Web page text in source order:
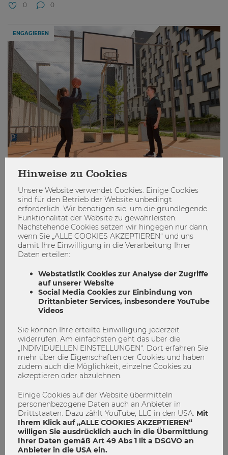
0 0
ENGAGIEREN
Die Wirtschaft hält den Sport am
Laufen
Sport Wirtschaft WU Magazin
0 0
ENGAGIEREN
Hinweise zu Cookies
Unsere Website verwendet Cookies. Einige Cookies
sind für den Betrieb der Website unbedingt
erforderlich. Wir benötigen sie, um die grundlegende
Funktionalität der Website zu gewährleisten.
Nachstehende Cookies setzen wir hingegen nur dann,
wenn Sie „ALLE COOKIES AKZEPTIEREN“ und uns
damit Ihre Einwilligung in die Verarbeitung Ihrer
Daten erteilen:
Webstatistik Cookies zur Analyse der Zugriffe
auf unserer Website
Social Media Cookies zur Einbindung von
Drittanbieter Services, insbesondere YouTube
Videos
Sie können Ihre erteilte Einwilligung jederzeit
widerrufen. Am einfachsten geht das über die
„INDIVIDUELLEN EINSTELLUNGEN“. Dort erfahren Sie
mehr über die Eigenschaften der Cookies und haben
zudem auch die Möglichkeit, einzelne Cookies zu
akzeptieren oder abzulehnen.
Einige Cookies auf der Website übermitteln
personenbezogene Daten auch an Anbieter in
Drittstaaten. Dazu zählt YouTube, LLC in den USA. Mit
Ihrem Klick auf „ALLE COOKIES AKZEPTIEREN“
willigen Sie ausdrücklich auch in die Übermittlung
Ihrer Daten gemäß Art 49 Abs 1 lit a DSGVO an
Anbieter in die USA ein.